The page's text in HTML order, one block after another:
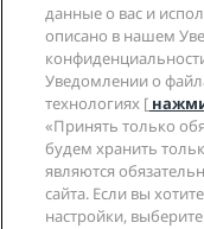
НЕ
данные о вас и
описано в нашем
Уведомлении о
технологиях [
«Принять только
будем хранить
являются
сайта. Если вы
настройки,